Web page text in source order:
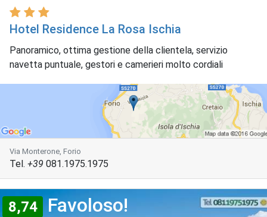
Hotel Residence La Rosa Ischia
Panoramico, ottima gestione della clientela, servizio
navetta puntuale, gestori e camerieri molto cordiali
Via Monterone, Forio
Tel. +39 081.1975.1975
8,74 Favoloso!